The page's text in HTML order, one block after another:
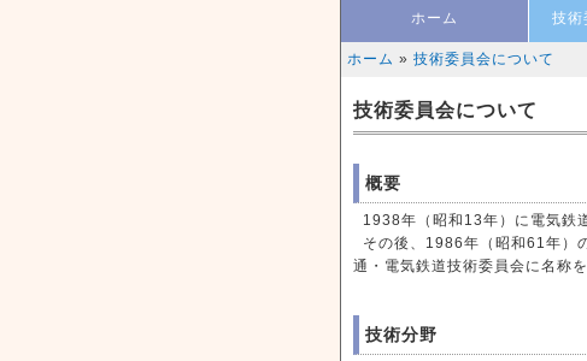
ホーム 技術
ホーム » 技術委員会について
技術委員会について
概要
1938年（昭和13年）に電気鉄
その後、1986年（昭和61年）
通・電気鉄道技術委員会に名称
技術分野